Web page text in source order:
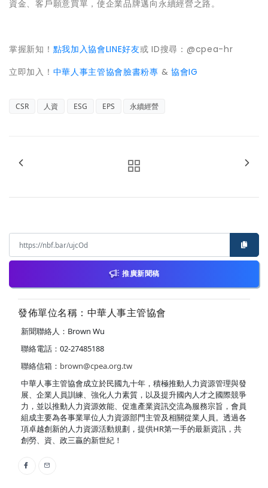
資金、客戶願意買單，使企業品牌邁向永續經營之路。
掌握新知！ 點我加入協會LINE好友或 ID搜尋：@cpea-hr
立即加入！ 中華人事主管協會臉書粉專 &協會IG
CSR 人資 ESG EPS 永續經營
推廣新聞稿
發佈單位名稱：中華人事主管協會
新聞聯絡人：Brown Wu
聯絡電話：02-27485188
聯絡信箱： brown@cpea.org.tw
中華人事主管協會成立於民國九十年，積極推動人力資源管理與發
展、企業人員訓練、強化人力素質，以及提升國內人才之國際競爭
力，並以推動人力資源效能、促進產業資訊交流為服務宗旨，會員
組成主要為各事業單位人力資源部門主管及相關從業人員。透過各
項卓越創新的人力資源活動規劃，提供HR第一手的最新資訊，共
創勞、資、政三贏的新世紀！